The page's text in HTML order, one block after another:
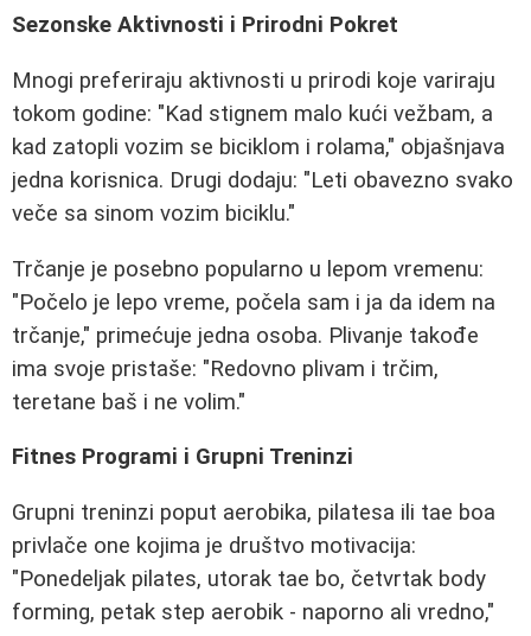
Sezonske Aktivnosti i Prirodni Pokret
Mnogi preferiraju aktivnosti u prirodi koje variraju
tokom godine: "Kad stignem malo kući vežbam, a
kad zatopli vozim se biciklom i rolama," objašnjava
jedna korisnica. Drugi dodaju: "Leti obavezno svako
veče sa sinom vozim biciklu."
Trčanje je posebno popularno u lepom vremenu:
"Počelo je lepo vreme, počela sam i ja da idem na
trčanje," primećuje jedna osoba. Plivanje takođe
ima svoje pristaše: "Redovno plivam i trčim,
teretane baš i ne volim."
Fitnes Programi i Grupni Treninzi
Grupni treninzi poput aerobika, pilatesa ili tae boa
privlače one kojima je društvo motivacija:
"Ponedeljak pilates, utorak tae bo, četvrtak body
forming, petak step aerobik - naporno ali vredno,"